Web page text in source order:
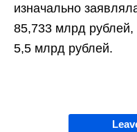
изначально
85,733 млрд
5,5 млрд рублей.